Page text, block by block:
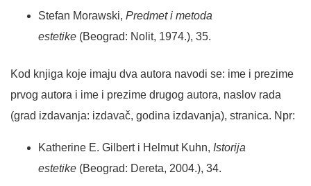
Stefan Morawski, Predmet i metoda
estetike (Beograd: Nolit, 1974.), 35.
Kod knjiga koje imaju dva autora navodi se: ime i prezime
prvog autora i ime i prezime drugog autora, naslov rada
(grad izdavanja: izdavač, godina izdavanja), stranica. Npr:
Katherine E. Gilbert i Helmut Kuhn, Istorija
estetike (Beograd: Dereta, 2004.), 34.